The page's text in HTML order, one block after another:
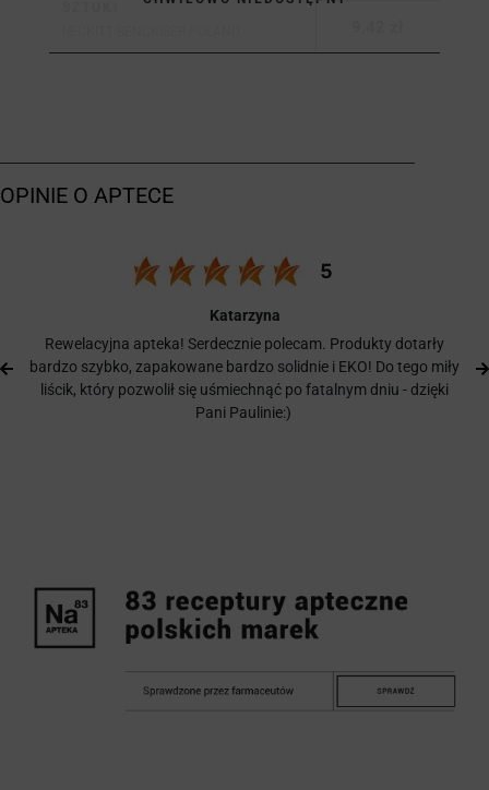
Katarzyna
Rewelacyjna apteka! Serdecznie polecam. Produkty dotarły
bardzo szybko, zapakowane bardzo solidnie i EKO! Do tego miły
liścik, który pozwolił się uśmiechnąć po fatalnym dniu - dzięki
Pani Paulinie:)